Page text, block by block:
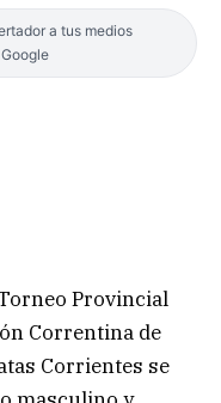
a tus medios
Provincial
Correntina de
Corrientes se